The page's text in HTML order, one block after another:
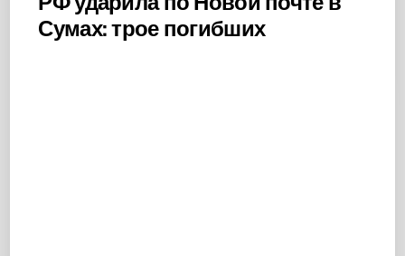
Сумах: трое погибших